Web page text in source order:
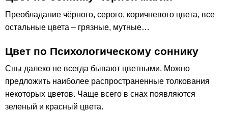
Преобладание чёрного, серого, коричневого цвета, все
остальные цвета – грязные, мутные…
Цвет по Психологическому соннику
Сны далеко не всегда бывают цветными. Можно
предложить наиболее распространенные толкования
некоторых цветов. Чаще всего в снах появляются
зеленый и красный цвета.